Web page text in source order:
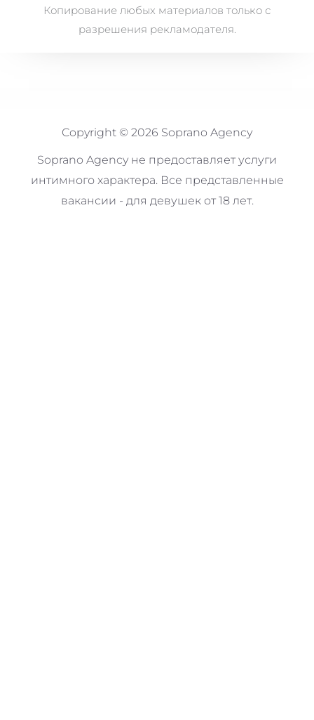
Копирование любых материалов только с
разрешения рекламодателя.
Copyright © 2026 Soprano Agency
Soprano Agency не предоставляет услуги
интимного характера. Все представленные
вакансии - для девушек от 18 лет.